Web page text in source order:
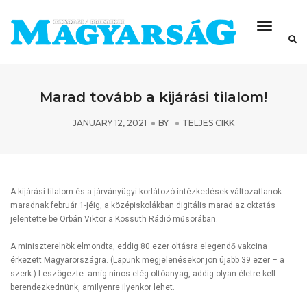
Toggle
Marad tovább a kijárási tilalom!
JANUARY 12, 2021 BY TELJES CIKK
A kijárási tilalom és a járványügyi korlátozó intézkedések változatlanok
maradnak február 1-jéig, a középiskolákban digitális marad az oktatás –
jelentette be Orbán Viktor a Kossuth Rádió műsorában.
A miniszterelnök elmondta, eddig 80 ezer oltásra elegendő vakcina
érkezett Magyarországra. (Lapunk megjelenésekor jön újabb 39 ezer – a
szerk.) Leszögezte: amíg nincs elég oltóanyag, addig olyan életre kell
berendezkednünk, amilyenre ilyenkor lehet.